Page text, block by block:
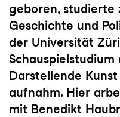
geboren, studierte
Geschichte und
der Universität
Darstellende
aufnahm. Hier
mit Benedikt